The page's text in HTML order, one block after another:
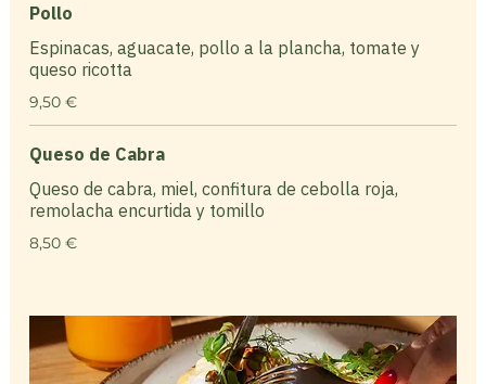
Pollo
Espinacas, aguacate, pollo a la plancha, tomate y
queso ricotta
9,50 €
Queso de Cabra
Queso de cabra, miel, confitura de cebolla roja,
remolacha encurtida y tomillo
8,50 €